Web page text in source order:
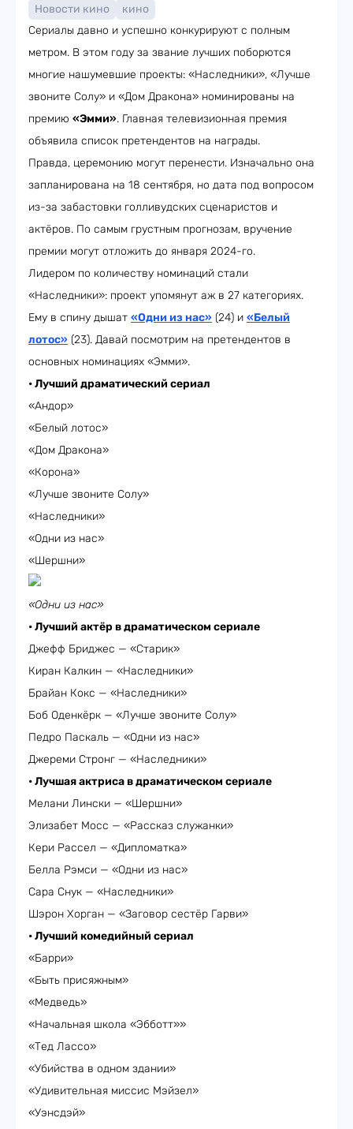
Новости кино
кино
Сериалы давно и успешно конкурируют с полным
метром. В этом году за звание лучших поборются
многие нашумевшие проекты: «Наследники», «Лучше
звоните Солу» и «Дом Дракона» номинированы на
премию «Эмми». Главная телевизионная премия
объявила список претендентов на награды.
Правда, церемонию могут перенести. Изначально она
запланирована на 18 сентября, но дата под вопросом
из-за забастовки голливудских сценаристов и
актёров. По самым грустным прогнозам, вручение
премии могут отложить до января 2024-го.
Лидером по количеству номинаций стали
«Наследники»: проект упомянут аж в 27 категориях.
Ему в спину дышат «Одни из нас» (24) и «Белый
лотос» (23). Давай посмотрим на претендентов в
основных номинациях «Эмми».
• Лучший драматический сериал
«Андор»
«Белый лотос»
«Дом Дракона»
«Корона»
«Лучше звоните Солу»
«Наследники»
«Одни из нас»
«Шершни»
«Одни из нас»
• Лучший актёр в драматическом сериале
Джефф Бриджес — «Старик»
Киран Калкин — «Наследники»
Брайан Кокс — «Наследники»
Боб Оденкёрк — «Лучше звоните Солу»
Педро Паскаль — «Одни из нас»
Джереми Стронг — «Наследники»
• Лучшая актриса в драматическом сериале
Мелани Лински — «Шершни»
Элизабет Мосс — «Рассказ служанки»
Кери Рассел — «Дипломатка»
Белла Рэмси — «Одни из нас»
Сара Снук — «Наследники»
Шэрон Хорган — «Заговор сестёр Гарви»
• Лучший комедийный сериал
«Барри»
«Быть присяжным»
«Медведь»
«Начальная школа «Эбботт»»
«Тед Лассо»
«Убийства в одном здании»
«Удивительная миссис Мэйзел»
«Уэнсдэй»